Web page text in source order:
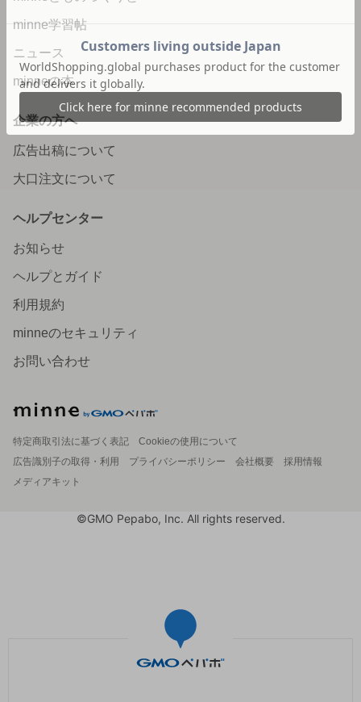
minne学習帖
ニュース
minneの本
企業の方へ
広告出稿について
大口注文について
ヘルプセンター
お知らせ
ヘルプとガイド
利用規約
minneのセキュリティ
お問い合わせ
特定商取引法に基づく表記
Cookieの使用について
広告識別子の取得・利用
プライバシーポリシー 会社概要
採用情報
メディアキット
©GMO Pepabo, Inc. All rights reserved.